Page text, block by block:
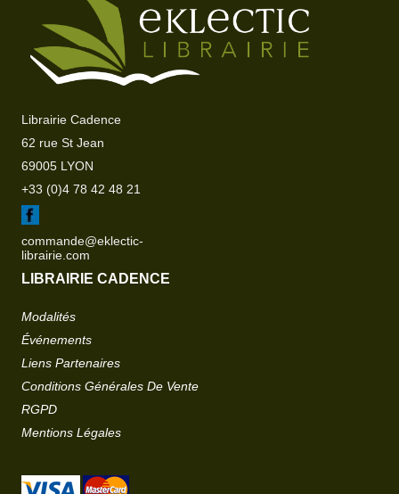
Librairie Cadence
62 rue St Jean
69005 LYON
+33 (0)4 78 42 48 21
commande@eklectic-
librairie.com
LIBRAIRIE CADENCE
Modalités
Événements
Liens Partenaires
Conditions Générales De Vente
RGPD
Mentions Légales